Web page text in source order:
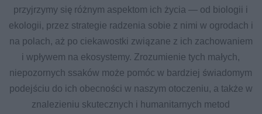
przyjrzymy się różnym aspektom ich życia — od biologii i
ekologii, przez strategie radzenia sobie z nimi w ogrodach i
na polach, aż po ciekawostki związane z ich zachowaniem
i wpływem na ekosystemy. Zrozumienie tych małych,
niepozornych ssaków może pomóc w bardziej świadomym
podejściu do ich obecności w naszym otoczeniu, a także w
znalezieniu skutecznych i humanitarnych metod